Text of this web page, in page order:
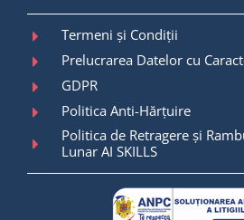
Termeni și Condiții
Prelucrarea Datelor cu
GDPR
Politica Anti-Hărțuire
Politica de Retragere și
Lunar AI SKILLS